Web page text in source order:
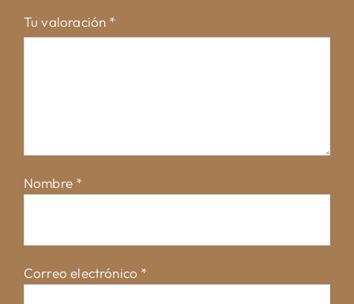
Tu valoración *
Nombre *
Correo electrónico *